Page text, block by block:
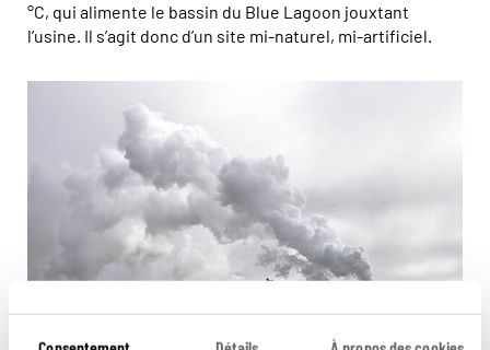
°C, qui alimente le bassin du Blue Lagoon jouxtant
l’usine. Il s’agit donc d’un site mi-naturel, mi-artificiel.